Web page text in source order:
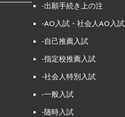
-出願手続き上の注
-AO入試・社会人AO入試
-自己推薦入試
-指定校推薦入試
-社会人特別入試
-一般入試
-随時入試